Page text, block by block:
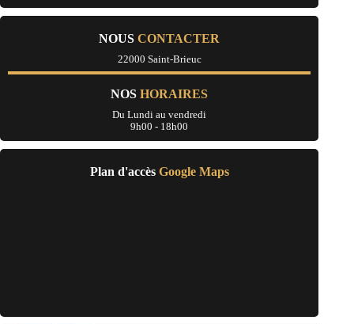
- Entreprise de rénovation immobilière à Trélivan
- Entreprise de rénovation immobilière à Plénée-Jugon
- Entreprise de rénovation immobilière à Grâces
- Entreprise de rénovation immobilière à Bourbriac
- Entreprise de rénovation immobilière à Saint-Brandan
- Entreprise de rénovation immobilière à Taden
- Entreprise de rénovation immobilière à Plouaret
- Entreprise de rénovation immobilière à Plourivo
- Entreprise de rénovation immobilière à Louargat
- Entreprise de rénovation immobilière à Mûr-de-Bretagne
- Entreprise de rénovation immobilière à Hénon
- Entreprise de rénovation immobilière à Pluduno
- Entreprise de rénovation immobilière à Pommeret
NOUSCONTACTER
22000 Saint-Brieuc
NOSHORAIRES
Du Lundi au vendredi
9h00 - 18h00
Plan d'accès Google Maps